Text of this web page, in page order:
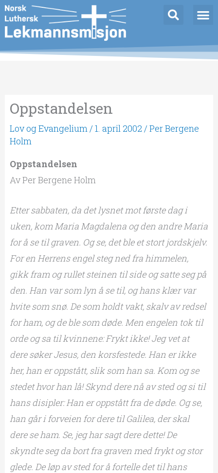
Hopp
rett
til
innholdet
Oppstandelsen
Lov og Evangelium /1. april 2002 /Per Bergene
Holm
Oppstandelsen
Av Per Bergene Holm
Etter sabbaten, da det lysnet mot første dag i
uken, kom Maria Magdalena og den andre Maria
for å se til graven. Og se, det ble et stort jordskjelv.
For en Herrens engel steg ned fra himmelen,
gikk fram og rullet steinen til side og satte seg på
den. Han var som lyn å se til, og hans klær var
hvite som snø. De som holdt vakt, skalv av redsel
for ham, og de ble som døde. Men engelen tok til
orde og sa til kvinnene: Frykt ikke! Jeg vet at
dere søker Jesus, den korsfestede. Han er ikke
her, han er oppstått, slik som han sa. Kom og se
stedet hvor han lå! Skynd dere nå av sted og si til
hans disipler: Han er oppstått fra de døde. Og se,
han går i forveien for dere til Galilea, der skal
dere se ham. Se, jeg har sagt dere dette! De
skyndte seg da bort fra graven med frykt og stor
glede. De løp av sted for å fortelle det til hans